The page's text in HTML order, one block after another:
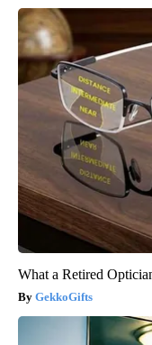
What a Retired
GekkoGifts